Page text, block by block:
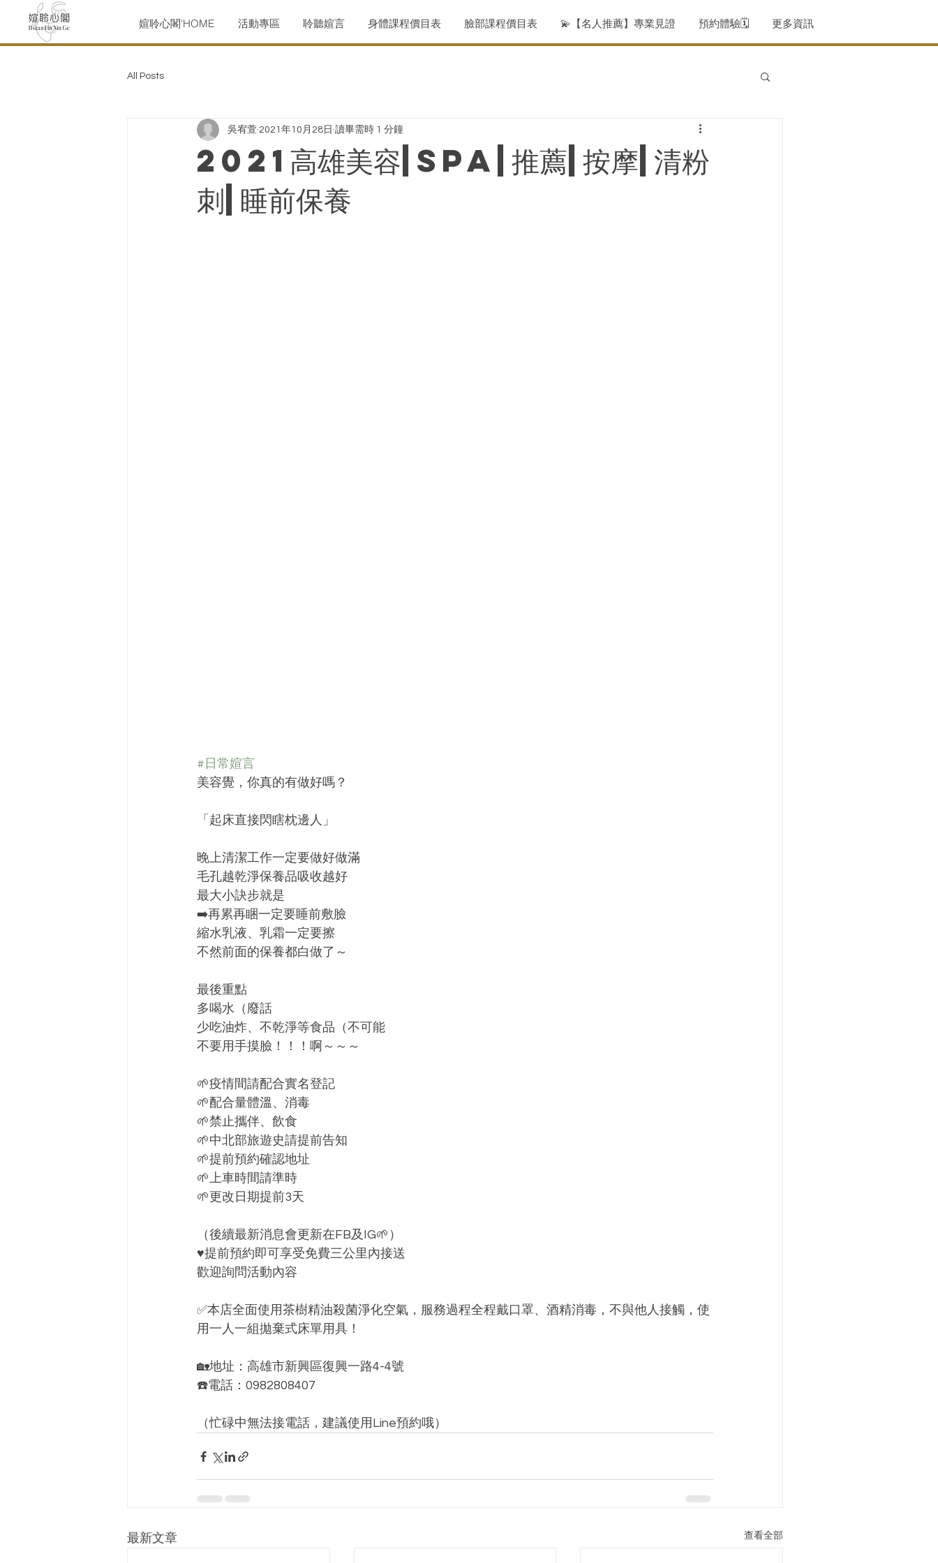
媗聆心閣'HOME 活動專區 聆聽媗言 身體課程價目表 臉部課程價目表 💫【名人推薦】專業見證 預約體驗🗓️ 更多資訊
All Posts
2021高雄美容|SPA|推薦|按摩|清粉
刺|睡前保養
吳宥萱 2021年10月28日 讀畢需時 1 分鐘
#日常媗言
美容覺，你真的有做好嗎？
「起床直接閃瞎枕邊人」
晚上清潔工作一定要做好做滿
毛孔越乾淨保養品吸收越好
最大小訣步就是
➡️再累再睏一定要睡前敷臉
縮水乳液、乳霜一定要擦
不然前面的保養都白做了～
最後重點
多喝水（廢話
少吃油炸、不乾淨等食品（不可能
不要用手摸臉！！！啊～～～
🌱疫情間請配合實名登記
🌱配合量體溫、消毒
🌱禁止攜伴、飲食
🌱中北部旅遊史請提前告知
🌱提前預約確認地址
🌱上車時間請準時
🌱更改日期提前3天
（後續最新消息會更新在FB及IG🌱）
♥️提前預約即可享受免費三公里內接送
歡迎詢問活動內容
✅本店全面使用茶樹精油殺菌淨化空氣，服務過程全程戴口罩、酒精消毒，不與他人接觸，使
用一人一組拋棄式床單用具！
🏡地址：高雄市新興區復興一路4-4號
☎️電話：0982808407
（忙碌中無法接電話，建議使用Line預約哦）
最新文章 查看全部